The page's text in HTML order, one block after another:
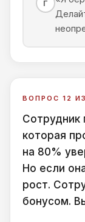
Г
ВОПРОС 12
Сотрудник
которая
на 80%
Но если
рост.
бонусом.